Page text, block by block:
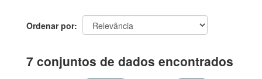
Ordenar por
7 conjuntos de dados encontrados